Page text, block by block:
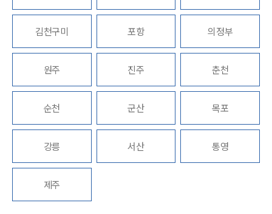
소식/자료
언론보도
공지사항
법률 블로그
법률서식
세미나
대륜법률상담예약
김천구미 포항 의정부
원주 진주 춘천
순천 군산 목포
강릉 서산 통영
제주